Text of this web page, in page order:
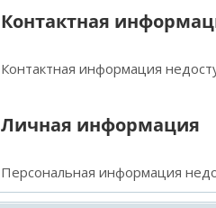
Контактная
Контактная информация
Личная информация
Персональная информация